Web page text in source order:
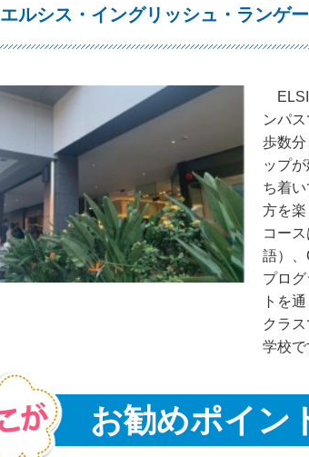
エルシス・イングリッシュ・ランゲ
ンパ
歩数
ップ
ち着
方を楽
コー
語）
プロ
トを
クラ
学校で
お勧めポイン